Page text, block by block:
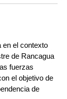
en el contexto
de Rancagua
fuerzas
el objetivo de
de